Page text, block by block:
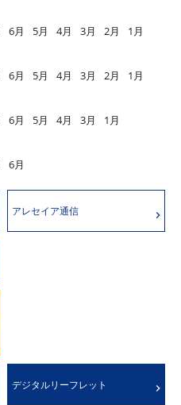
6月 5月 4月 3月 2月
1月
6月 5月 4月 3月 2月
1月
6月 5月 4月 3月
1月
6月
アレセイア通信
デジタルリーフレット